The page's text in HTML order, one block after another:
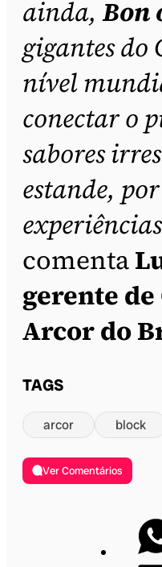
ainda,Bon
gigantes do
nível
conectar o
sabores
estande,
comenta
gerente
Arcor do
TAGS
arcor block
Ver Comentários